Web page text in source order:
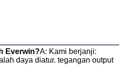
Everwin?A: Kami berjanji:
daya diatur. tegangan output